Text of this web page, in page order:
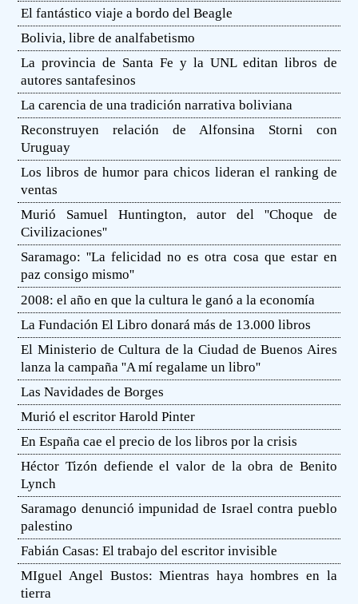
El fantástico viaje a bordo del Beagle
Bolivia, libre de analfabetismo
La provincia de Santa Fe y la UNL editan libros de
autores santafesinos
La carencia de una tradición narrativa boliviana
Reconstruyen relación de Alfonsina Storni con
Uruguay
Los libros de humor para chicos lideran el ranking de
ventas
Murió Samuel Huntington, autor del ''Choque de
Civilizaciones''
Saramago: ''La felicidad no es otra cosa que estar en
paz consigo mismo''
2008: el año en que la cultura le ganó a la economía
La Fundación El Libro donará más de 13.000 libros
El Ministerio de Cultura de la Ciudad de Buenos Aires
lanza la campaña ''A mí regalame un libro''
Las Navidades de Borges
Murió el escritor Harold Pinter
En España cae el precio de los libros por la crisis
Héctor Tizón defiende el valor de la obra de Benito
Lynch
Saramago denunció impunidad de Israel contra pueblo
palestino
Fabián Casas: El trabajo del escritor invisible
MIguel Angel Bustos: Mientras haya hombres en la
tierra